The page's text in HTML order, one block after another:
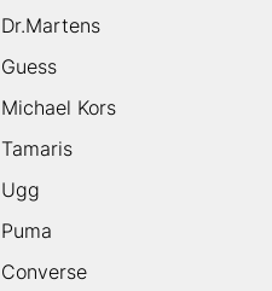
Dr.Martens
Guess
Michael Kors
Tamaris
Ugg
Puma
Converse